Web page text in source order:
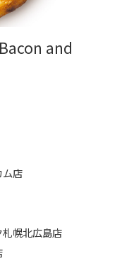
and
ム店
幌北広島店